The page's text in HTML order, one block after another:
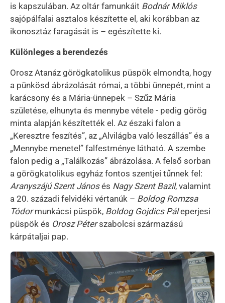
is kapszulában. Az oltár famunkáit Bodnár Miklós
sajópálfalai asztalos készítette el, aki korábban az
ikonosztáz faragását is – egészítette ki.
Különleges a berendezés
Orosz Atanáz görögkatolikus püspök elmondta, hogy
a pünkösd ábrázolását római, a többi ünnepét, mint a
karácsony és a Mária-ünnepek – Szűz Mária
születése, elhunyta és mennybe vétele - pedig görög
minta alapján készítették el. Az északi falon a
„Keresztre feszítés”, az „Alvilágba való leszállás” és a
„Mennybe menetel” falfestménye látható. A szembe
falon pedig a „Találkozás” ábrázolása. A felső sorban
a görögkatolikus egyház fontos szentjei tűnnek fel:
Aranyszájú Szent Jánosés Nagy Szent Bazil, valamint
a 20. századi felvidéki vértanúk – Boldog Romzsa
Tódormunkácsi püspök, Boldog Gojdics Páleperjesi
püspök és Orosz Péterszabolcsi származású
kárpátaljai pap.
Kép